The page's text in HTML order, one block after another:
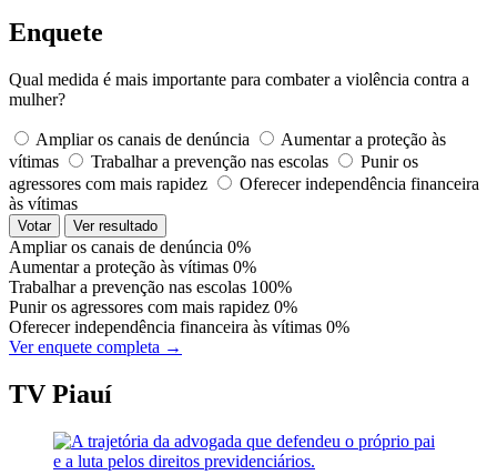
Enquete
Qual medida é mais importante para combater a violência contra a
mulher?
Ampliar os canais de denúncia
Aumentar a proteção às
vítimas
Trabalhar a prevenção nas escolas
Punir os
agressores com mais rapidez
Oferecer independência financeira
às vítimas
Votar Ver resultado
Ampliar os canais de denúncia 0%
Aumentar a proteção às vítimas 0%
Trabalhar a prevenção nas escolas 100%
Punir os agressores com mais rapidez 0%
Oferecer independência financeira às vítimas 0%
Ver enquete completa →
TV Piauí